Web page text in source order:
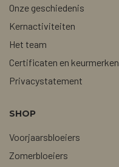
Onze geschiedenis
Kernactiviteiten
Het team
Certificaten en keurmerken
Privacystatement
SHOP
Voorjaarsbloeiers
Zomerbloeiers